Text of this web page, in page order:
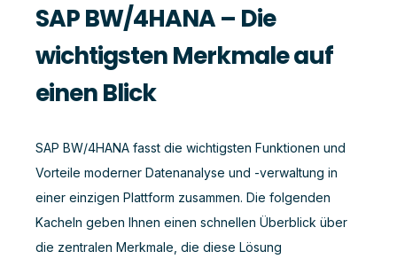
SAP BW/4HANA – Die
wichtigsten Merkmale auf
einen Blick
SAP BW/4HANA fasst die wichtigsten Funktionen und
Vorteile moderner Datenanalyse und -verwaltung in
einer einzigen Plattform zusammen. Die folgenden
Kacheln geben Ihnen einen schnellen Überblick über
die zentralen Merkmale, die diese Lösung